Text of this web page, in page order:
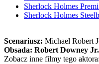
Sherlock Holmes
Sherlock Holmes
Scenariusz: Michael Robert
Obsada: Robert Downey Jr.
Zobacz inne filmy tego aktora: